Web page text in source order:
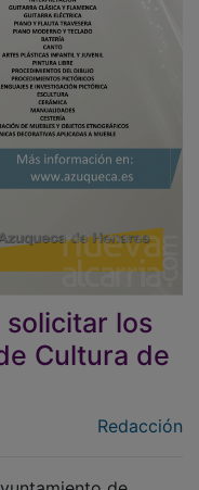
los
Cultura de